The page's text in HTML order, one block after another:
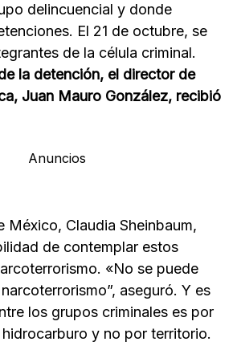
delincuencial y donde
El 21 de octubre, se
de la célula criminal.
la detención, el director de
Juan Mauro González, recibió
Anuncios
México, Claudia Sheinbaum,
de contemplar estos
«No se puede
aseguró. Y es
los grupos criminales es por
y no por territorio.